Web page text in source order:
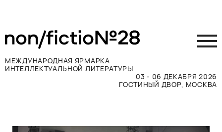
МЕЖДУНАРОДНАЯ ЯРМАРКА
ИНТЕЛЛЕКТУАЛЬНОЙ ЛИТЕРАТУРЫ
03 - 06 ДЕКАБРЯ 2026
ГОСТИНЫЙ ДВОР, МОСКВА
Участникам